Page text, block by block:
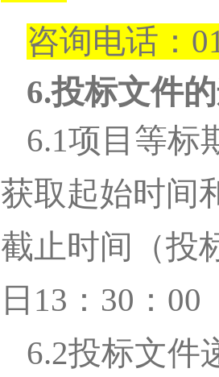
咨询电话：
6.投标文件
6.1项目等标
获取起始时间
截止时间（投
日13：30：
6.2投标文件